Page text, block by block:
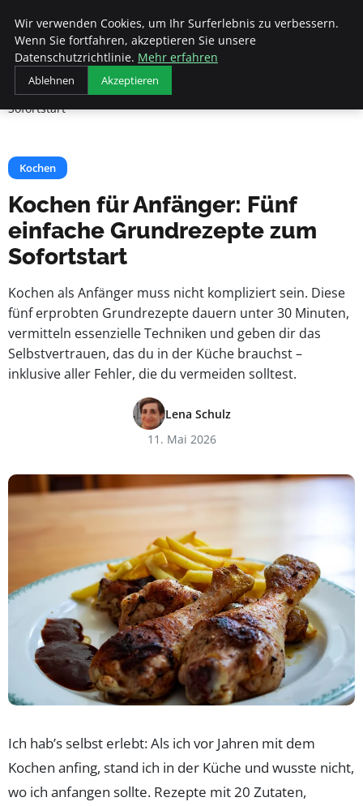
Beyond Surface
Startseite
Kochen
Kochen für Anfänger: Fünf einfache Grundrezepte zum
Sofortstart
Kochen
Kochen für Anfänger: Fünf
einfache Grundrezepte zum
Sofortstart
Kochen als Anfänger muss nicht kompliziert sein. Diese
fünf erprobten Grundrezepte dauern unter 30 Minuten,
vermitteln essenzielle Techniken und geben dir das
Selbstvertrauen, das du in der Küche brauchst –
inklusive aller Fehler, die du vermeiden solltest.
Lena Schulz
11. Mai 2026
Ich hab’s selbst erlebt: Als ich vor Jahren mit dem
Kochen anfing, stand ich in der Küche und wusste nicht,
wo ich anfangen sollte. Rezepte mit 20 Zutaten,
Wir verwenden Cookies, um Ihr Surferlebnis zu verbessern.
Wenn Sie fortfahren, akzeptieren Sie unsere
Datenschutzrichtlinie. Mehr erfahren
Ablehnen Akzeptieren